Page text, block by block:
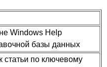
Windows Help
базы данных
статьи по ключевому